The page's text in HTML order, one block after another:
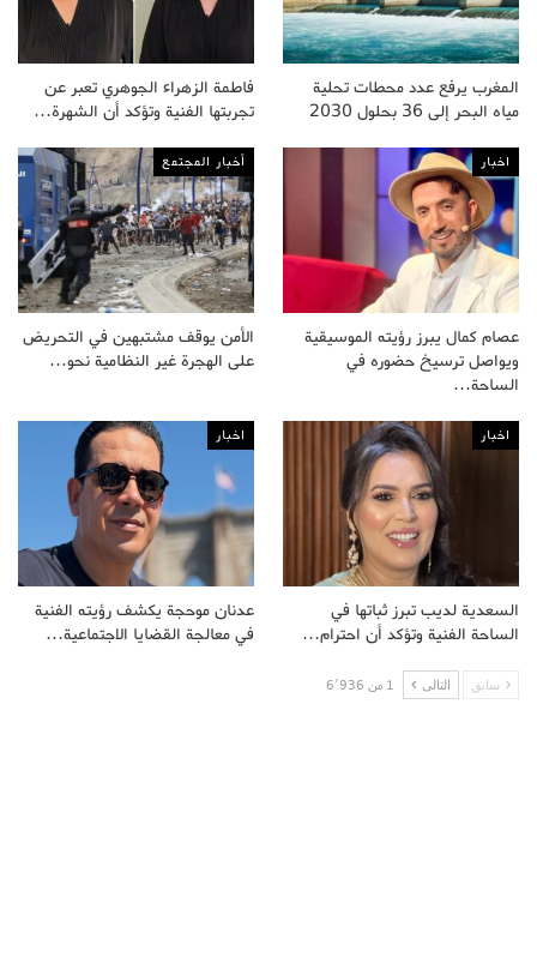
المغرب يرفع عدد محطات تحلية
مياه البحر إلى 36 بحلول 2030
فاطمة الزهراء الجوهري تعبر عن
تجربتها الفنية وتؤكد أن الشهرة…
اخبار
عصام كمال يبرز رؤيته الموسيقية
ويواصل ترسيخ حضوره في
الساحة…
أخبار المجتمع
الأمن يوقف مشتبهين في التحريض
على الهجرة غير النظامية نحو…
اخبار
السعدية لديب تبرز ثباتها في
الساحة الفنية وتؤكد أن احترام…
اخبار
عدنان موحجة يكشف رؤيته الفنية
في معالجة القضايا الاجتماعية…
سابق التالى 1 من 6٬936